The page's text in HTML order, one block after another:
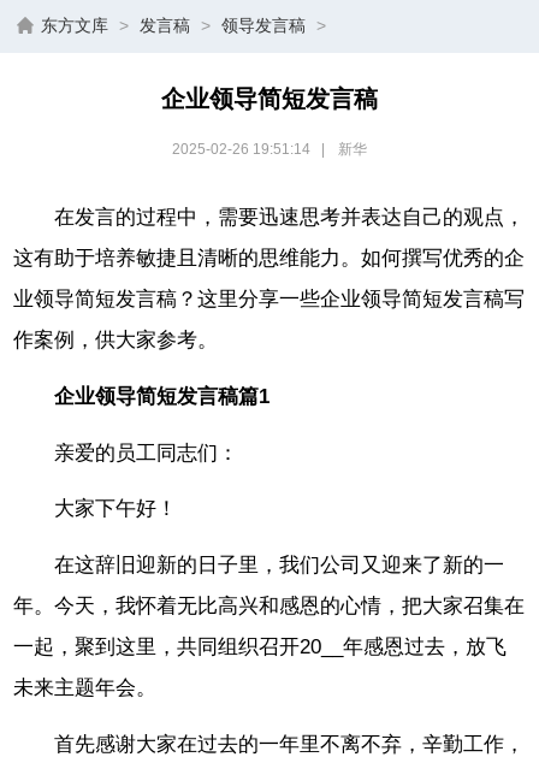
东方文库 > 发言稿 > 领导发言稿 >
企业领导简短发言稿
2025-02-26 19:51:14 新华
在发言的过程中，需要迅速思考并表达自己的观点，
这有助于培养敏捷且清晰的思维能力。如何撰写优秀的企
业领导简短发言稿？这里分享一些企业领导简短发言稿写
作案例，供大家参考。
企业领导简短发言稿篇1
亲爱的员工同志们：
大家下午好！
在这辞旧迎新的日子里，我们公司又迎来了新的一
年。今天，我怀着无比高兴和感恩的心情，把大家召集在
一起，聚到这里，共同组织召开20__年感恩过去，放飞
未来主题年会。
首先感谢大家在过去的一年里不离不弃，辛勤工作，